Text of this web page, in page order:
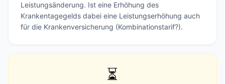
Leistungsänderung. Ist eine Erhöhung des
Krankentagegelds dabei eine Leistungserhöhung auch
für die Krankenversicherung (Kombinationstarif?).
⏳